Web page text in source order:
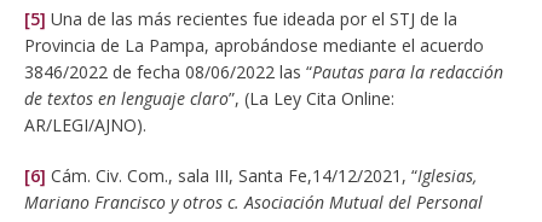
[5] Una de las más recientes fue ideada por el STJ de la
Provincia de La Pampa, aprobándose mediante el acuerdo
3846/2022 de fecha 08/06/2022 las “Pautas para la redacción
de textos en lenguaje claro”, (La Ley Cita Online:
AR/LEGI/AJNO).
[6] Cám. Civ. Com., sala III, Santa Fe,14/12/2021, “Iglesias,
Mariano Francisco y otros c. Asociación Mutual del Personal